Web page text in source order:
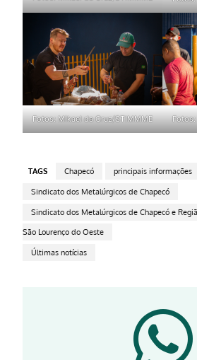
Fotos: Mikael da Cruz/STIMMME Fotos:
TAGS Chapecó principais informações
Sindicato dos Metalúrgicos de Chapecó
Sindicato dos Metalúrgicos de Chapecó e
São Lourenço do Oeste
Últimas notícias